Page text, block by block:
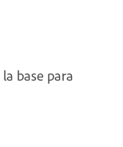
base para